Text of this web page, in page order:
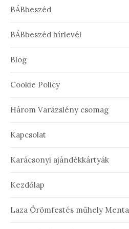
BÁBbeszéd
BÁBbeszéd hírlevél
Blog
Cookie Policy
Három Varázslény csomag
Kapcsolat
Karácsonyi ajándékkártyák
Kezdőlap
Laza Örömfestés műhely